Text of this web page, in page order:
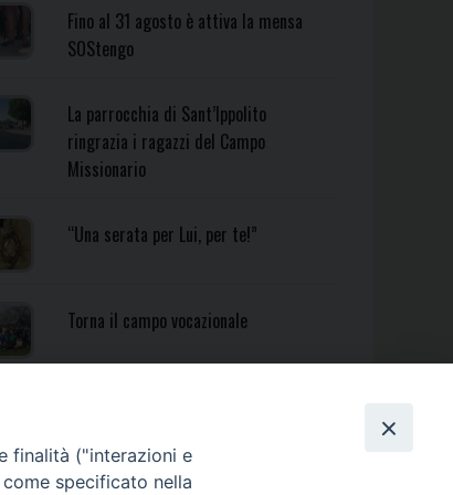
Fino al 31 agosto è attiva la mensa
SOStengo
La parrocchia di Sant’Ippolito
ringrazia i ragazzi del Campo
Missionario
“Una serata per Lui, per te!”
Torna il campo vocazionale
finalità ("interazioni e
specificato nella